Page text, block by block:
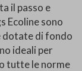
il passo e
Ecoline sono
dotate di fondo
ideali per
tutte le norme